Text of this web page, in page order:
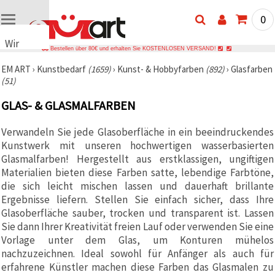
Wir
Cookies
🍪 Wir
Cookies
ähnliche
Technologien,
um das
ordnungsgemäße
Funktionieren
der Website
sicherzustellen,
Ihr
Nutzungserlebnis
zu
verbessern
und, mit
Ihrer
Einwilligung,
den
0
Bestellen über 80€ und erhalten Sie KOSTENLOSEN VERSAND!
EM ART › Kunstbedarf (1659)› Kunst- & Hobbyfarben (892)› Glasfarben
(51)
GLAS- & GLASMALFARBEN
Verwandeln Sie jede Glasoberfläche in ein beeindruckendes
Kunstwerk mit unseren hochwertigen wasserbasierten
Glasmalfarben! Hergestellt aus erstklassigen, ungiftigen
Materialien bieten diese Farben satte, lebendige Farbtöne,
die sich leicht mischen lassen und dauerhaft brillante
Ergebnisse liefern. Stellen Sie einfach sicher, dass Ihre
Glasoberfläche sauber, trocken und transparent ist. Lassen
Sie dann Ihrer Kreativität freien Lauf oder verwenden Sie eine
Vorlage unter dem Glas, um Konturen mühelos
nachzuzeichnen. Ideal sowohl für Anfänger als auch für
erfahrene Künstler machen diese Farben das Glasmalen zu